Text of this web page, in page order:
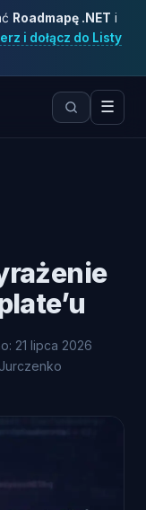
Roadmapę .NET i
i dołącz do Listy
☰
21 lipca 2026